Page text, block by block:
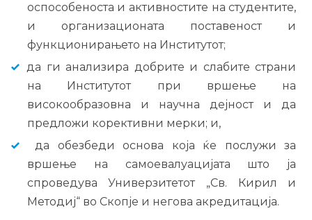
оспособеноста и активностите на студентите,
и организационата поставеност и
функционирањето на Институтот;
да ги анализира добрите и слабите страни
на Институтот при вршење на
високообразовна и научна дејност и да
предложи корективни мерки; и,
да обезбеди основа која ќе послужи за
вршење на самоевалуацијата што ја
спроведува Универзитетот „Св. Кирил и
Методиј“ во Скопје и негова акредитација.